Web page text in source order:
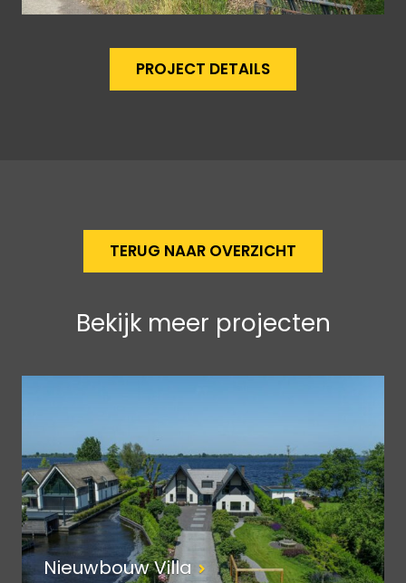
PROJECT DETAILS
TERUG NAAR OVERZICHT
Bekijk meer projecten
Nieuwbouw Villa